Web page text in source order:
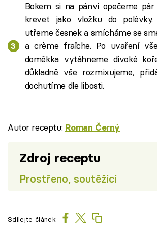
Bokem si na pánvi opečeme pár
krevet jako vložku do
utřeme česnek a smícháme se
a crème fraîche. Po uvaření
doměkka vytáhneme divoké
důkladně vše rozmixujeme,
dochutíme dle libosti.
Autor receptu: Roman Černý
Zdroj receptu
Prostřeno, soutěžící
Sdílejte článek